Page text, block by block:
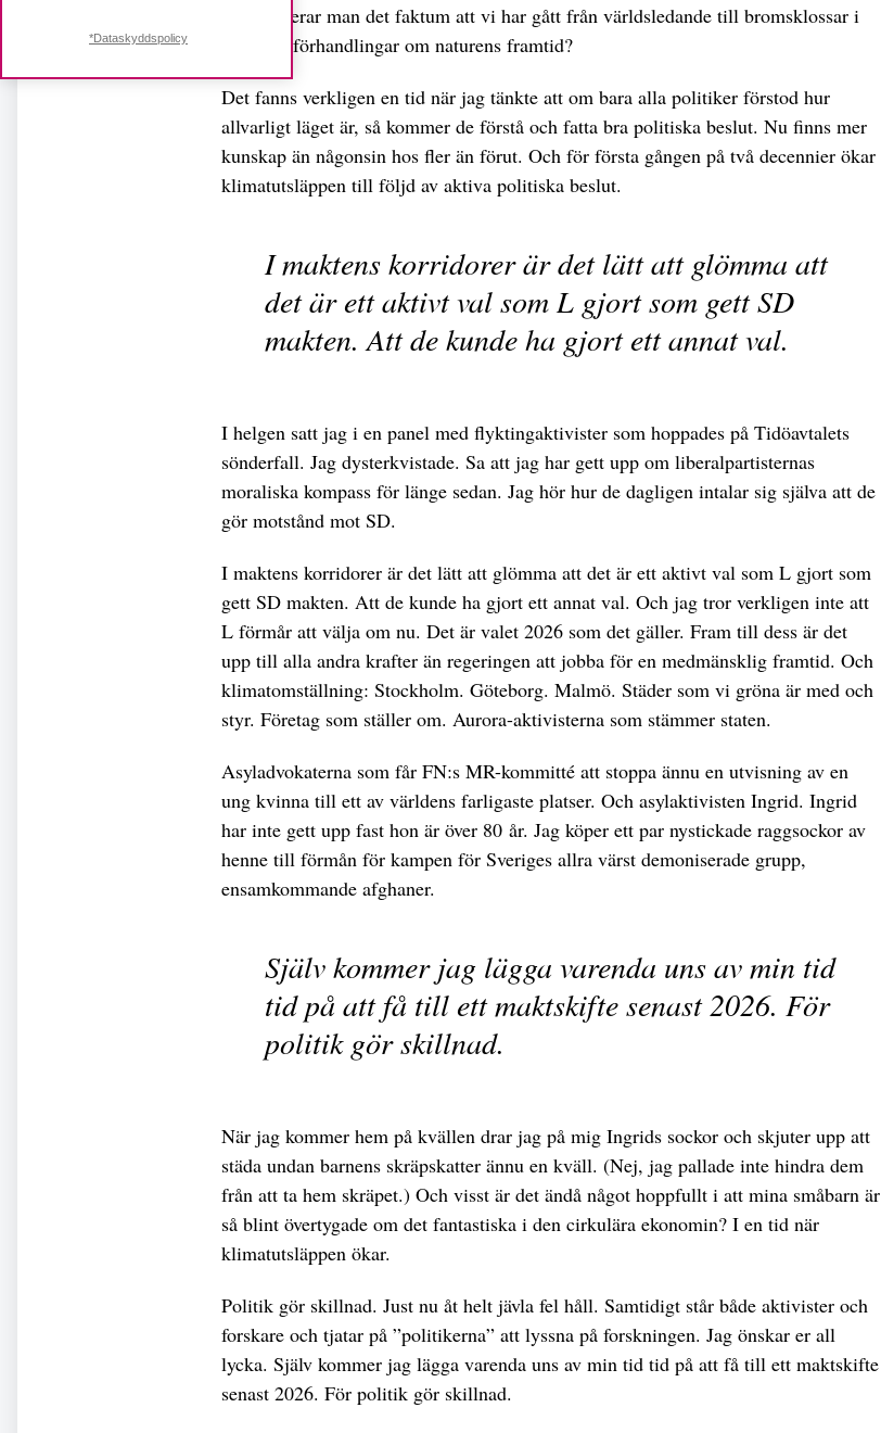
Hur hanterar man det faktum att vi har gått från världsledande till bromsklossar i
världens förhandlingar om naturens framtid?
Det fanns verkligen en tid när jag tänkte att om bara alla politiker förstod hur
allvarligt läget är, så kommer de förstå och fatta bra politiska beslut. Nu finns mer
kunskap än någonsin hos fler än förut. Och för första gången på två decennier ökar
klimatutsläppen till följd av aktiva politiska beslut.
I maktens korridorer är det lätt att glömma att
det är ett aktivt val som L gjort som gett SD
makten. Att de kunde ha gjort ett annat val.
I helgen satt jag i en panel med flyktingaktivister som hoppades på Tidöavtalets
sönderfall. Jag dysterkvistade. Sa att jag har gett upp om liberalpartisternas
moraliska kompass för länge sedan. Jag hör hur de dagligen intalar sig själva att de
gör motstånd mot SD.
I maktens korridorer är det lätt att glömma att det är ett aktivt val som L gjort som
gett SD makten. Att de kunde ha gjort ett annat val. Och jag tror verkligen inte att
L förmår att välja om nu. Det är valet 2026 som det gäller. Fram till dess är det
upp till alla andra krafter än regeringen att jobba för en medmänsklig framtid. Och
klimatomställning: Stockholm. Göteborg. Malmö. Städer som vi gröna är med och
styr. Företag som ställer om. Aurora-aktivisterna som stämmer staten.
Asyladvokaterna som får FN:s MR-kommitté att stoppa ännu en utvisning av en
ung kvinna till ett av världens farligaste platser. Och asylaktivisten Ingrid. Ingrid
har inte gett upp fast hon är över 80 år. Jag köper ett par nystickade raggsockor av
henne till förmån för kampen för Sveriges allra värst demoniserade grupp,
ensamkommande afghaner.
Själv kommer jag lägga varenda uns av min tid
tid på att få till ett maktskifte senast 2026. För
politik gör skillnad.
När jag kommer hem på kvällen drar jag på mig Ingrids sockor och skjuter upp att
städa undan barnens skräpskatter ännu en kväll. (Nej, jag pallade inte hindra dem
från att ta hem skräpet.) Och visst är det ändå något hoppfullt i att mina småbarn är
så blint övertygade om det fantastiska i den cirkulära ekonomin? I en tid när
klimatutsläppen ökar.
Politik gör skillnad. Just nu åt helt jävla fel håll. Samtidigt står både aktivister och
forskare och tjatar på ”politikerna” att lyssna på forskningen. Jag önskar er all
lycka. Själv kommer jag lägga varenda uns av min tid tid på att få till ett maktskifte
senast 2026. För politik gör skillnad.
*Dataskyddspolicy